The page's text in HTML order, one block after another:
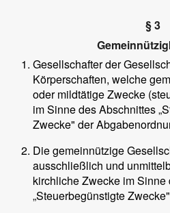
§ 3
Gesellschafter der
Körperschaften, welche
oder mildtätige Zwecke
im Sinne des Abschnittes
Zwecke" der
Die gemeinnützige
ausschließlich und
kirchliche Zwecke im Sinne
„Steuerbegünstigte